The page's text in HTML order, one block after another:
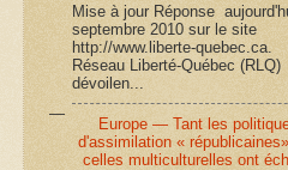
Mise à jour Réponse
septembre 2010 sur le site
http://www.liberte-quebec.ca.
Réseau Liberté-Québec (RLQ)
dévoilen...
Europe — Tant les
d'assimilation «
celles multiculturelles ont